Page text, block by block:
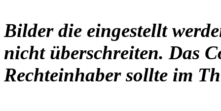
Bilder die eingestellt
nicht überschreiten. Das
Rechteinhaber sollte im